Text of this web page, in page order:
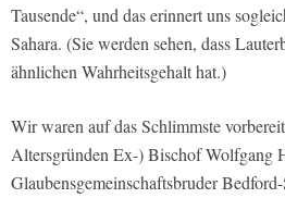
Tausende“, und das erinnert uns
Sahara. (Sie werden sehen, dass
ähnlichen Wahrheitsgehalt hat.)
Wir waren auf das Schlimmste
Altersgründen Ex-) Bischof Wolfgang
Glaubensgemeinschaftsbruder